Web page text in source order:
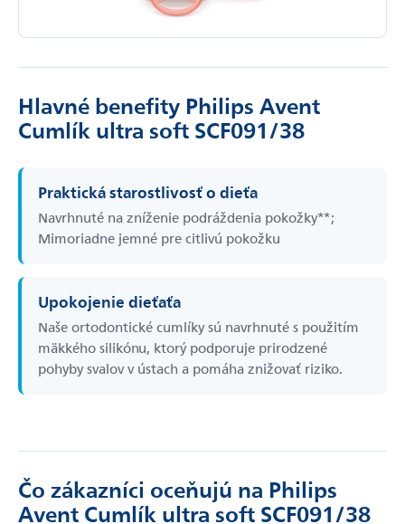
Hlavné benefity Philips Avent
Cumlík ultra soft SCF091/38
Praktická starostlivosť o dieťa
Navrhnuté na zníženie podráždenia pokožky**;
Mimoriadne jemné pre citlivú pokožku
Upokojenie dieťaťa
Naše ortodontické cumlíky sú navrhnuté s použitím
mäkkého silikónu, ktorý podporuje prirodzené
pohyby svalov v ústach a pomáha znižovať riziko.
Čo zákazníci oceňujú na Philips
Avent Cumlík ultra soft SCF091/38